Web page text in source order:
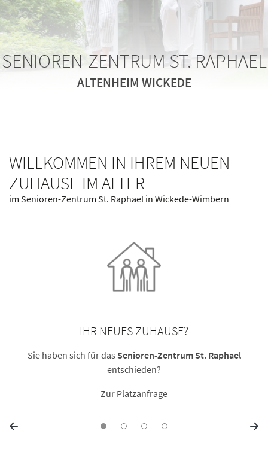
SENIOREN-ZENTRUM ST. RAPHAEL
ALTENHEIM WICKEDE
SENIOREN-ZENTRUM ST. RAPHAEL
ALTENHEIM WICKEDE
SENIOREN-ZENTRUM ST. RAPHAEL
ALTENHEIM WICKEDE
WILLKOMMEN IN IHREM NEUEN
ZUHAUSE IM ALTER
im Senioren-Zentrum St. Raphael in Wickede-Wimbern
IHR NEUES ZUHAUSE?
Sie haben sich für das Senioren-Zentrum St. Raphael
entschieden?
Zur Platzanfrage